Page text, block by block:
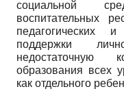
социальной
воспитательных
педагогических и
поддержки
недостаточную
образования всех
как отдельного